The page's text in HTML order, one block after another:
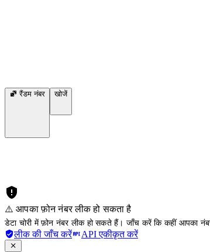
रैंडम नंबर खोजें
⚠️ आपका फ़ोन नंबर लीक हो सकता है
डेटा चोरी में फ़ोन नंबर लीक हो सकते हैं। जाँच करें कि कहीं आपका
लीक की जाँच करें API एकीकृत करें